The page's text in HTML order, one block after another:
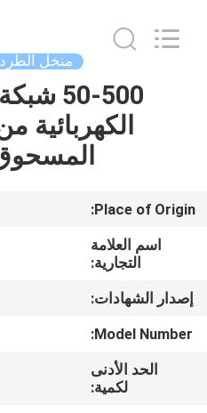
مسكن
عرض
الواقع
الافتراضي
معلومات
منخل
50-500
الكهربائية
Place of Origin:
اسم العلامة
التجارية:
إصدار الشهادات:
Model Number:
الحد الأدنى
لكمية: